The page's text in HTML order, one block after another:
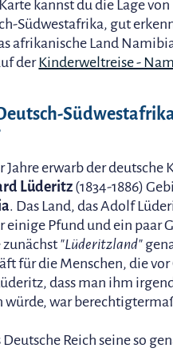
kannst du die Lage
Südwestafrika, gut
afrikanische Land
derKinderweltreise -
Jahre erwarb der deutsche
Lüderitz(1834-1886)
. Das Land, das Adolf
einige Pfund und ein paar
"Lüderitzland"
für die Menschen, die
dass man ihm
würde, war
Deutsche Reich seine so